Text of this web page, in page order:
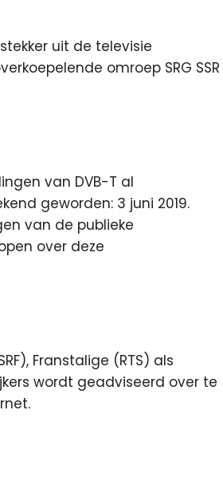
uit de televisie
omroep SRG SSR
van DVB-T al
geworden: 3 juni 2019.
van de publieke
over deze
Franstalige (RTS) als
wordt geadviseerd over te